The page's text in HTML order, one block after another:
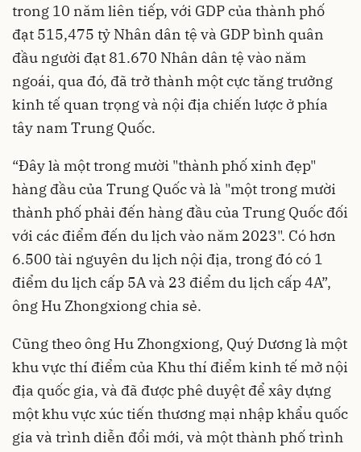
trong 10 năm liên tiếp, với GDP của thành phố
đạt 515,475 tỷ Nhân dân tệ và GDP bình quân
đầu người đạt 81.670 Nhân dân tệ vào năm
ngoái, qua đó, đã trở thành một cực tăng trưởng
kinh tế quan trọng và nội địa chiến lược ở phía
tây nam Trung Quốc.
“Đây là một trong mười "thành phố xinh đẹp"
hàng đầu của Trung Quốc và là "một trong mười
thành phố phải đến hàng đầu của Trung Quốc đối
với các điểm đến du lịch vào năm 2023". Có hơn
6.500 tài nguyên du lịch nội địa, trong đó có 1
điểm du lịch cấp 5A và 23 điểm du lịch cấp 4A”,
ông Hu Zhongxiong chia sẻ.
Cũng theo ông Hu Zhongxiong, Quý Dương là một
khu vực thí điểm của Khu thí điểm kinh tế mở nội
địa quốc gia, và đã được phê duyệt để xây dựng
một khu vực xúc tiến thương mại nhập khẩu quốc
gia và trình diễn đổi mới, và một thành phố trình